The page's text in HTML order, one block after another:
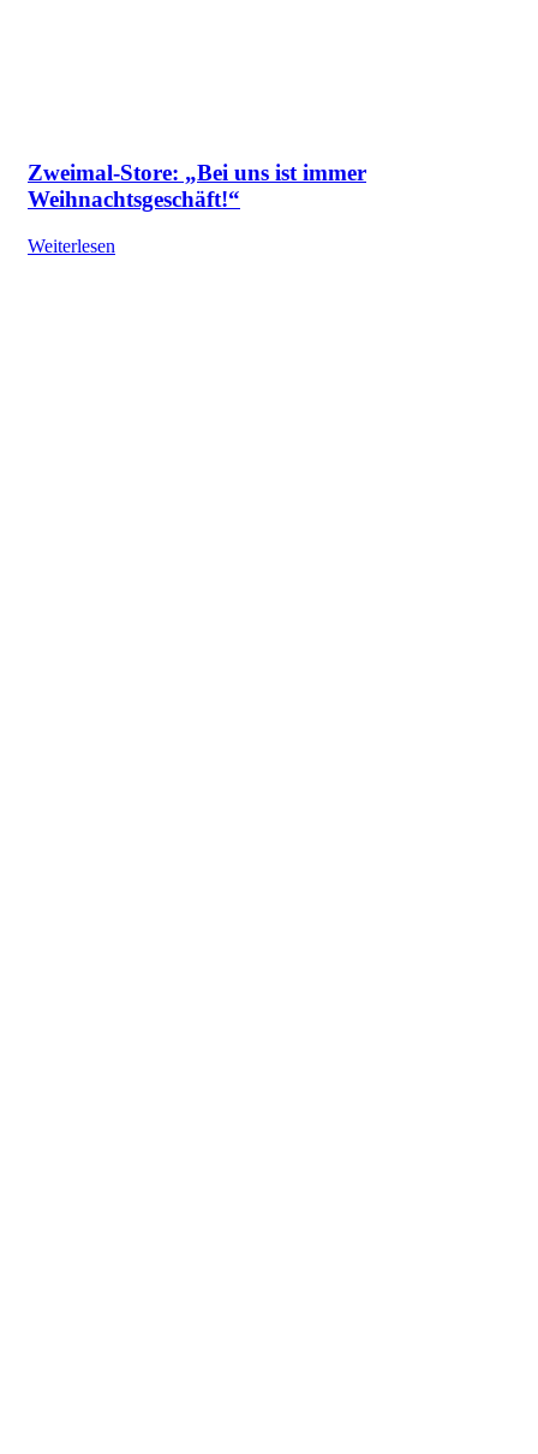
Zweimal-Store: „Bei uns ist immer
Weihnachtsgeschäft!“
Weiterlesen